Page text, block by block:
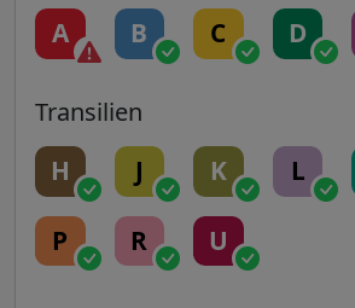
A B C D
Transilien
H J K L
P R U